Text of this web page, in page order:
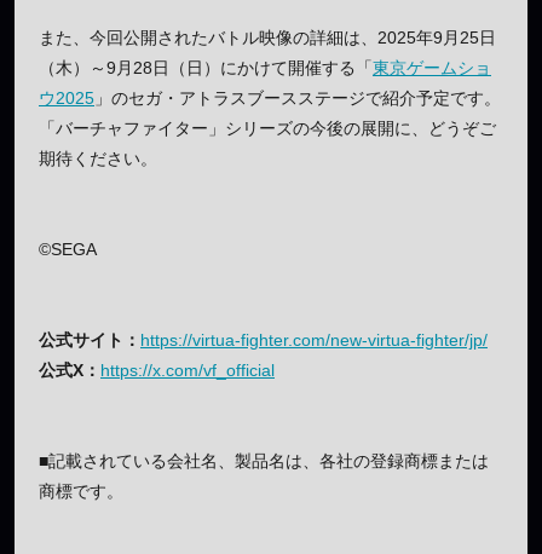
また、今回公開されたバトル映像の詳細は、2025年9月25日
（木）～9月28日（日）にかけて開催する「東京ゲームショ
ウ2025 」のセガ・アトラスブースステージで紹介予定です。
「バーチャファイター」シリーズの今後の展開に、どうぞご
期待ください。
©SEGA
公式サイト： https://virtua-fighter.com/new-virtua-fighter/jp/
公式X： https://x.com/vf_official
■記載されている会社名、製品名は、各社の登録商標または
商標です。